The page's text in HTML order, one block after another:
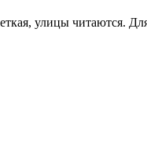
улицы читаются.